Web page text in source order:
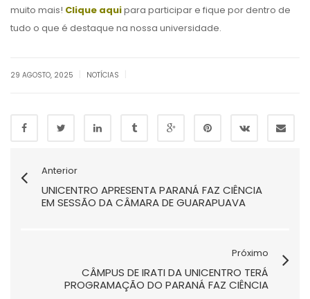
muito mais! Clique aquipara participar e fique por dentro de
tudo o que é destaque na nossa universidade.
29 AGOSTO, 2025 NOTÍCIAS
Anterior
UNICENTRO APRESENTA PARANÁ FAZ CIÊNCIA
EM SESSÃO DA CÂMARA DE GUARAPUAVA
Próximo
CÂMPUS DE IRATI DA UNICENTRO TERÁ
PROGRAMAÇÃO DO PARANÁ FAZ CIÊNCIA